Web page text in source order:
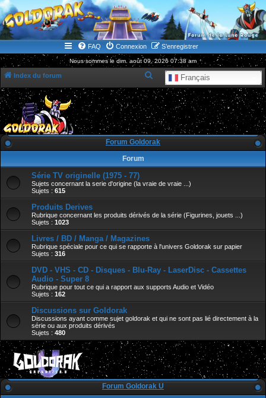
WWW.GOLDORAKGO.COM
le site de la Lune Rouge
FAQ Connexion S’enregistrer
Nous sommes le dim. août 09, 2026 07:38 am
Index du forum Français
e
c
h
r
Forum Goldorak
Forum
Série TV originelle (1975 - 77)
Sujets concernant la serie d'origine (la vraie de vraie ...)
Sujets : 615
Produits Derives
Rubrique concernant les produits dérivés de la série (Figurines, jouets ...)
Sujets : 1023
Livres / BD / Manga / Magazines
Rubrique spéciale pour ce qui se rapporte à l'univers Goldorak sur papier
Sujets : 316
DVD - VHS - CD - Disques - Blu-Ray - LaserDisc - Cassettes
Audio - Super 8
Rubrique pour tout ce qui a rapport aux supports Audio et Vidéo
Sujets : 162
Discussions sur Goldorak
Discussions ayant comme sujet goldorak et qui ne sont pas lié directement à la
série ou aux produits dérivés
Sujets : 480
Forum Goldorak U